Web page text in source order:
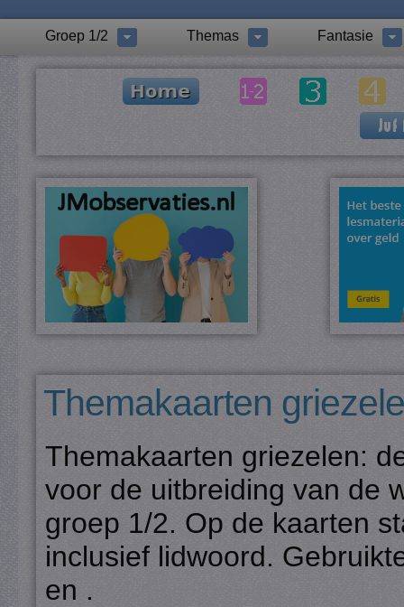
Groep 1/2 Themas Fantasie
Themakaarten
Themakaarten griezelen:
voor de uitbreiding van de
groep 1/2. Op de kaarten
inclusief lidwoord.
en .